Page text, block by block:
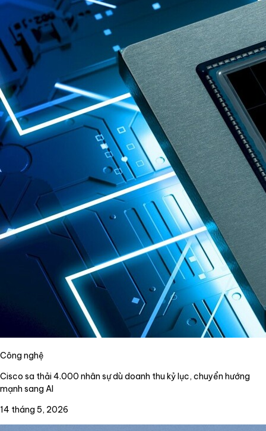
Công nghệ
Cisco sa thải 4.000 nhân sự dù doanh thu kỷ lục, chuyển hướng
mạnh sang AI
14 tháng 5, 2026